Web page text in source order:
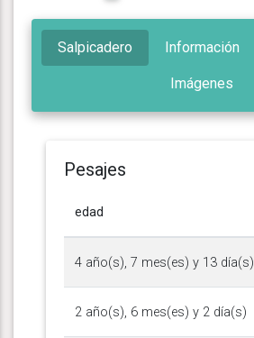
Salpicadero Información
Imágenes
Pesajes
edad
4 año(s), 7 mes(es) y 13 día(s)
2 año(s), 6 mes(es) y 2 día(s)